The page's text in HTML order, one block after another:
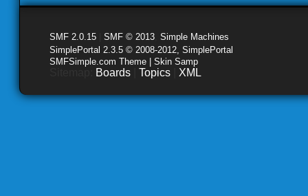
SMF 2.0.15 SMF © 2013 Simple Machines
SimplePortal 2.3.5 © 2008-2012, SimplePortal
SMFSimple.com Theme | Skin Samp
Boards Topics XML